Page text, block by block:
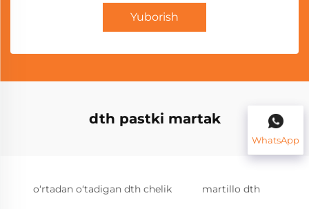
Yuborish
dth pastki martak
o‘rtadan o‘tadigan dth chelik martillo dth
WhatsApp